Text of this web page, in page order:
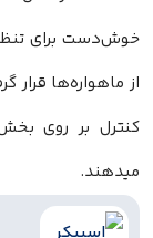
خوش‌دست برای
کنترل بر روی بخش
میدهند.